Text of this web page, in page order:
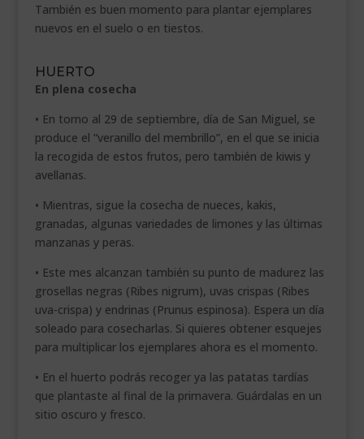
También es buen momento para plantar ejemplares
nuevos en el suelo o en tiestos.
HUERTO
En plena cosecha
• En torno al 29 de septiembre, día de San Miguel, se
produce el “veranillo del membrillo”, en el que se inicia
la recogida de estos frutos, pero también de kiwis y
avellanas.
• Mientras, sigue la cosecha de nueces, kakis,
granadas, algunas variedades de limones y las últimas
manzanas y peras.
• Este mes alcanzan también su punto de madurez las
grosellas negras (Ribes nigrum), uvas crispas (Ribes
uva-crispa) y endrinas (Prunus espinosa). Espera un día
soleado para cosecharlas. Si quieres obtener esquejes
para multiplicar los ejemplares ahora es el momento.
• En el huerto podrás recoger ya las patatas tardías
que plantaste al final de la primavera. Guárdalas en un
sitio oscuro y fresco.